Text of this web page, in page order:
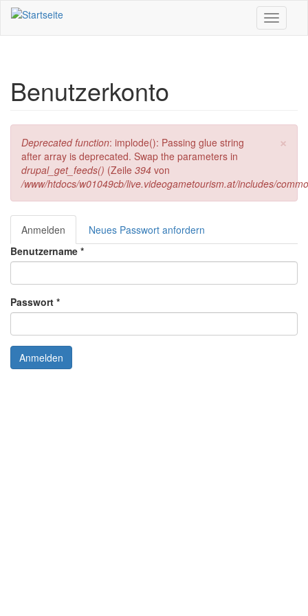
Direkt zum Inhalt
Toggle
Benutzerkonto
×
Fehlermeldung
Deprecated function: implode(): Passing glue string
after array is deprecated. Swap the parameters in
drupal_get_feeds() (Zeile 394 von
/www/htdocs/w01049cb/live.videogametourism.at/includes/
Haupt-Reiter
Anmelden (aktiver
Reiter)
Neues Passwort anfordern
Benutzername *
Passwort *
Anmelden